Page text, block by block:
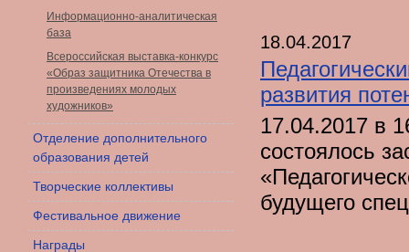
Информационно-аналитическая
база
Всероссийская выставка-конкурс
«Образ защитника Отечества в
произведениях молодых
художников»
Отделение дополнительного
образования детей
Творческие коллективы
Фестивальное движение
Награды
18.04.2017
развития
17.04.2017 в
состоялось
будущего